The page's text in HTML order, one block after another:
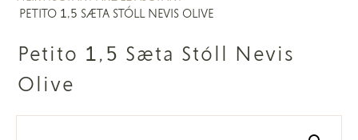
PETITO 1,5 SÆTA STÓLL NEVIS OLIVE
Petito 1,5 Sæta Stóll Nevis
Olive